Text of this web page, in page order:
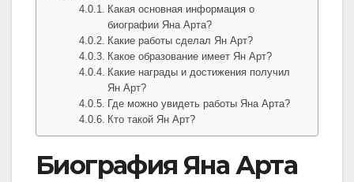
Какая основная информация о
биографии Яна Арта?
Какие работы сделал Ян Арт?
Какое образование имеет Ян Арт?
Какие награды и достижения получил
Ян Арт?
Где можно увидеть работы Яна Арта?
Кто такой Ян Арт?
Биография Яна Арта